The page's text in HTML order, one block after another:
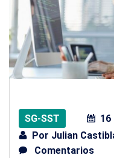
SG-SST
16
Por Julian
Comentarios